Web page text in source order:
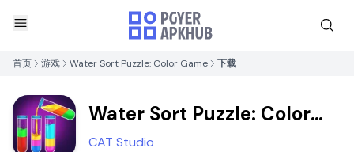
首页 游戏 Water Sort Puzzle: Color Game 下载
Water Sort Puzzle: Color
Game
CAT Studio